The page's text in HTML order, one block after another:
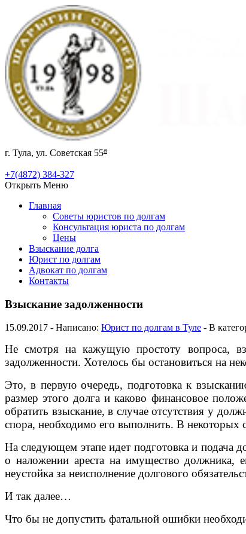
г. Тула, ул. Советская 55а
+7(4872) 384-327
Открыть Меню
Главная
Советы юристов по долгам
Консультация юриста по долгам
Цены
Взыскание долга
Юрист по долгам
Адвокат по долгам
Контакты
Взыскание задолженности
15.09.2017 - Написано: Юрист по долгам в Туле - В
Не смотря на кажущую простоту вопроса,
задолженности. Хотелось бы остановиться на
Это, в первую очередь, подготовка к
размер этого долга и каково финансовое
обратить взыскание, в случае отсутствия у
спора, необходимо его выполнить. В некоторых
На следующем этапе идет подготовка и подача
о наложении ареста на имущество должника,
неустойка за неисполнение долгового
И так далее…
Что бы не допустить фатальной ошибки